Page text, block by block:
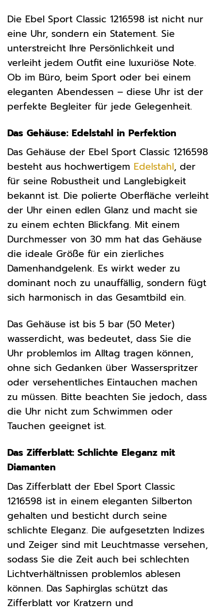
Die Ebel Sport Classic 1216598 ist nicht nur
eine Uhr, sondern ein Statement. Sie
unterstreicht Ihre Persönlichkeit und
verleiht jedem Outfit eine luxuriöse Note.
Ob im Büro, beim Sport oder bei einem
eleganten Abendessen – diese Uhr ist der
perfekte Begleiter für jede Gelegenheit.
Das Gehäuse: Edelstahl in Perfektion
Das Gehäuse der Ebel Sport Classic 1216598
besteht aus hochwertigem Edelstahl, der
für seine Robustheit und Langlebigkeit
bekannt ist. Die polierte Oberfläche verleiht
der Uhr einen edlen Glanz und macht sie
zu einem echten Blickfang. Mit einem
Durchmesser von 30 mm hat das Gehäuse
die ideale Größe für ein zierliches
Damenhandgelenk. Es wirkt weder zu
dominant noch zu unauffällig, sondern fügt
sich harmonisch in das Gesamtbild ein.
Das Gehäuse ist bis 5 bar (50 Meter)
wasserdicht, was bedeutet, dass Sie die
Uhr problemlos im Alltag tragen können,
ohne sich Gedanken über Wasserspritzer
oder versehentliches Eintauchen machen
zu müssen. Bitte beachten Sie jedoch, dass
die Uhr nicht zum Schwimmen oder
Tauchen geeignet ist.
Das Zifferblatt: Schlichte Eleganz mit
Diamanten
Das Zifferblatt der Ebel Sport Classic
1216598 ist in einem eleganten Silberton
gehalten und besticht durch seine
schlichte Eleganz. Die aufgesetzten Indizes
und Zeiger sind mit Leuchtmasse versehen,
sodass Sie die Zeit auch bei schlechten
Lichtverhältnissen problemlos ablesen
können. Das Saphirglas schützt das
Zifferblatt vor Kratzern und